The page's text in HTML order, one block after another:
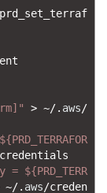
prd_set_terraf
> ~/. aws/
credentials
${PRD_TERR
~/. aws/creden